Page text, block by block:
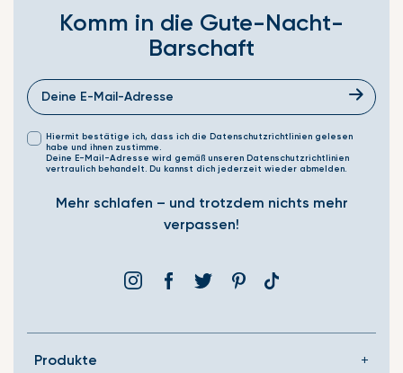
Komm in die Gute-Nacht-
Barschaft
Hiermit bestätige ich, dass ich die Datenschutzrichtlinien gelesen
habe und ihnen zustimme.
Deine E-Mail-Adresse wird gemäß unseren Datenschutzrichtlinien
vertraulich behandelt. Du kannst dich jederzeit wieder abmelden.
Mehr schlafen – und trotzdem nichts mehr
verpassen!
InstagramFacebookÞjórsárdenPinterestTranslation
Produkte